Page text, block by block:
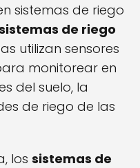
sistemas de riego
de riego
utilizan sensores
monitorear en
del suelo, la
de riego de las
los sistemas de